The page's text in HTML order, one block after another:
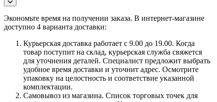
Экономьте время на получении заказа. В интернет-магазине
доступно 4 варианта доставки:
Курьерская доставка работает с 9.00 до 19.00. Когда
товар поступит на склад, курьерская служба свяжется
для уточнения деталей. Специалист предложит выбрать
удобное время доставки и уточнит адрес. Осмотрите
упаковку на целостность и соответствие указанной
комплектации.
Самовывоз из магазина. Список торговых точек для